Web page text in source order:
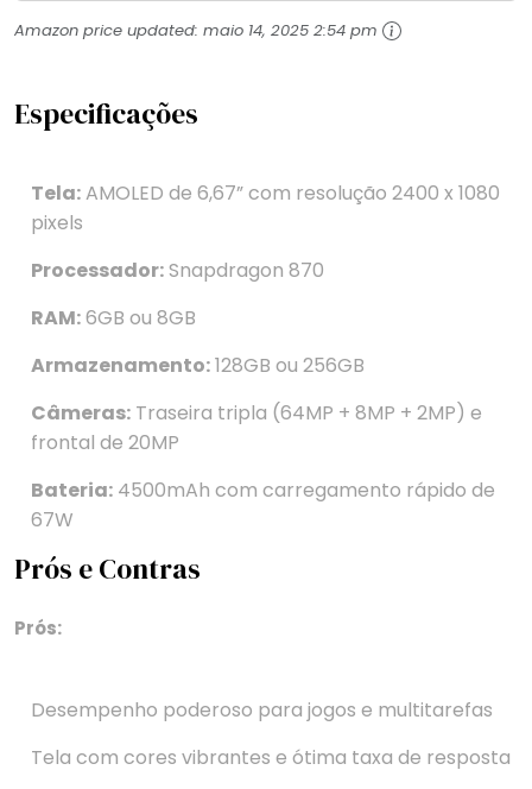
Amazon price updated: maio 14, 2025 2:54 pm
Especificações
Tela:AMOLED de 6,67” com resolução 2400 x 1080
pixels
Processador:Snapdragon 870
RAM:6GB ou 8GB
Armazenamento:128GB ou 256GB
Câmeras: Traseira tripla (64MP + 8MP + 2MP) e
frontal de 20MP
Bateria: 4500mAh com carregamento rápido de
67W
Prós e Contras
Prós:
Desempenho poderoso para jogos e multitarefas
Tela com cores vibrantes e ótima taxa de resposta